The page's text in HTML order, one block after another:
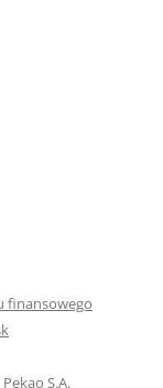
finansowego
S.A.